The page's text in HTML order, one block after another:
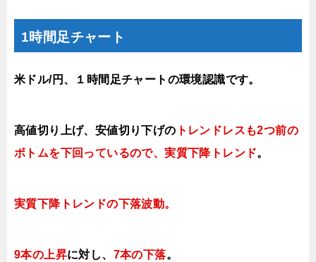
1時間足チャート
米ドル/円、１時間足チャートの環境認識です。
高値切り上げ、安値切り下げの トレンドレスも2つ前の
ボトムを下回っているので、実質下降トレンド。
実質下降トレンドの下落波動。
9本の上昇に対し、 7本の下落。